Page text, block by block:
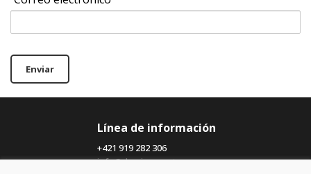
Enviar
Línea de información
+421 919 282 306
info@domivosport.es